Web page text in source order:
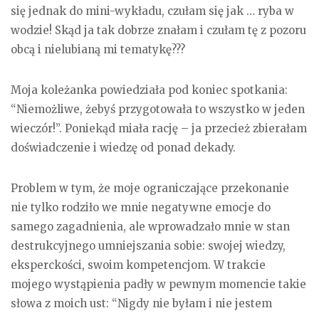
się jednak do mini-wykładu, czułam się jak … ryba w
wodzie! Skąd ja tak dobrze znałam i czułam tę z pozoru
obcą i nielubianą mi tematykę???
Moja koleżanka powiedziała pod koniec spotkania:
“Niemożliwe, żebyś przygotowała to wszystko w jeden
wieczór!”. Poniekąd miała rację – ja przecież zbierałam
doświadczenie i wiedzę od ponad dekady.
Problem w tym, że moje ograniczające przekonanie
nie tylko rodziło we mnie negatywne emocje do
samego zagadnienia, ale wprowadzało mnie w stan
destrukcyjnego umniejszania sobie: swojej wiedzy,
eksperckości, swoim kompetencjom. W trakcie
mojego wystąpienia padły w pewnym momencie takie
słowa z moich ust: “Nigdy nie byłam i nie jestem